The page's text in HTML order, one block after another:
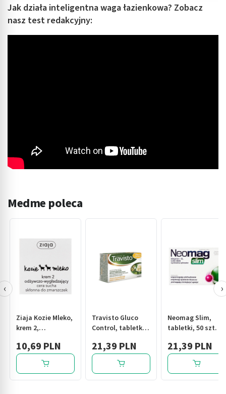
Jak działa inteligentna waga łazienkowa? Zobacz
nasz test redakcyjny:
Medme poleca
Ziaja Kozie Mleko,
krem 2,
wygładzanie do
cery suchej, 50 ml
10,69 PLN
Travisto Gluco
Control, tabletki,
21,39 PLN
Neomag Slim,
tabletki, 50 szt.
21,39 PLN
‹ ›